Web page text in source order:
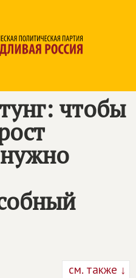
чтобы
см. также ↓